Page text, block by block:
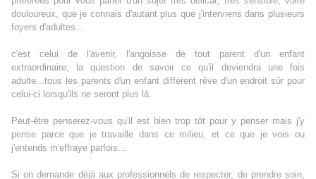
douloureux, que je connais d'autant plus que j'interviens dans plusieurs
foyers d'adultes...
c'est celui de l'avenir, l'angoisse de tout parent d'un enfant
extraordinaire, la question de savoir ce qu'il deviendra une fois
adulte...tous les parents d'un enfant différent rêve d'un endroit sûr pour
celui-ci lorsqu'ils ne seront plus là.
Peut-être penserez-vous qu'il est bien trop tôt pour y penser mais j'y
pense parce que je travaille dans ce milieu, et ce que je vois ou
j'entends m'effraye parfois...
Si on demande déjà aux professionnels de respecter, de prendre soin,